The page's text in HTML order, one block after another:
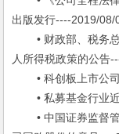
出版发行----2019/08/
• 财政部、税务总
人所得税政策的公告
• 科创板上市公司
• 私募基金行业近
• 中国证券监督管